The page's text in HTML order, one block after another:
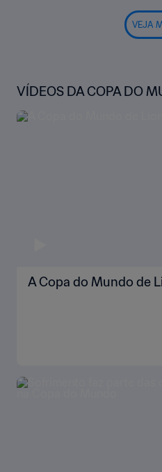
VEJA
VÍDEOS DA COPA DO
A Copa do Mundo de